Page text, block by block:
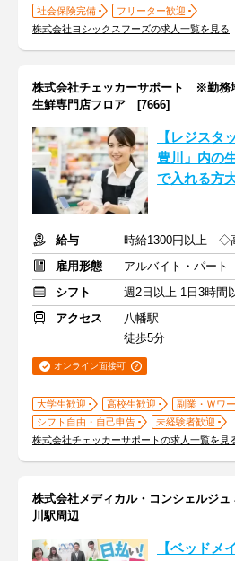
社会保険完備
フリーター歓迎
株式会社ヨシックスフーズの求人一覧を見る
株式会社チェッカーサポート ※勤務
生鮮専門店フロア [7666]
【レジスタ
豊川」内の
で入れる方
給与
時給1300円以上 ◇
雇用形態
アルバイト・パート
シフト
週2日以上 1日3時間
アクセス
八幡駅
徒歩5分
オンライン面接可
大学生歓迎 高校生歓迎
副業・Ｗワ
シフト自由・自己申告
未経験者歓迎
株式会社チェッカーサポートの求人一覧を見
株式会社メディカル・コンシェルジ
川駅周辺
【ベッドメ